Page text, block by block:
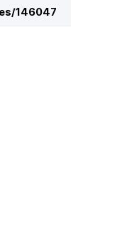
146047